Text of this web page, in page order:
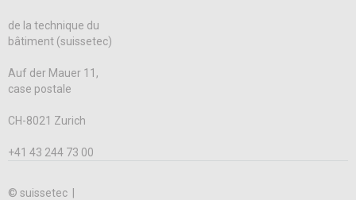
de la technique du
bâtiment (suissetec)
Auf der Mauer 11,
case postale
CH-8021 Zurich
+41 43 244 73 00
© suissetec |